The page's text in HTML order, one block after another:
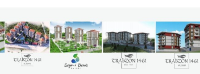
SAĞLIK